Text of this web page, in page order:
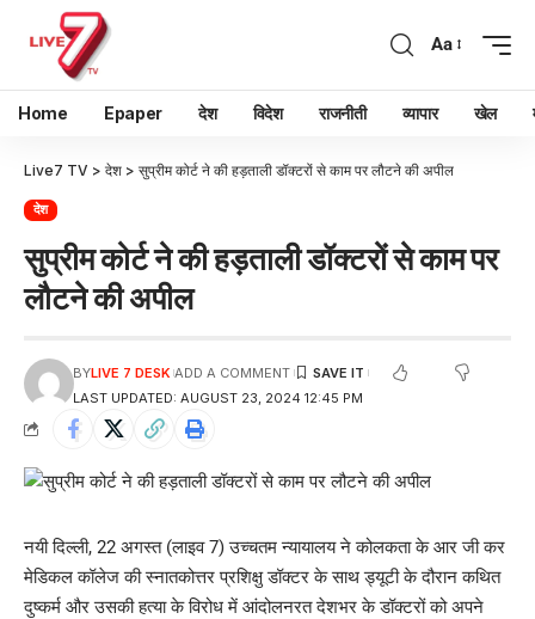
Aa
Home Epaper देश विदेश राजनीती व्यापार खेल
Live7 TV > देश > सुप्रीम कोर्ट ने की हड़ताली डॉक्टरों से काम पर लौटने की अपील
देश
सुप्रीम कोर्ट ने की हड़ताली डॉक्टरों से काम पर
लौटने की अपील
LAST UPDATED: AUGUST 23, 2024 12:45 PM
BYLIVE 7 DESK ADD A COMMENT
नयी दिल्ली, 22 अगस्त (लाइव 7) उच्चतम न्यायालय ने कोलकता के आर जी कर
मेडिकल कॉलेज की स्नातकोत्तर प्रशिक्षु डॉक्टर के साथ ड्यूटी के दौरान कथित
दुष्कर्म और उसकी हत्या के विरोध में आंदोलनरत देशभर के डॉक्टरों को अपने